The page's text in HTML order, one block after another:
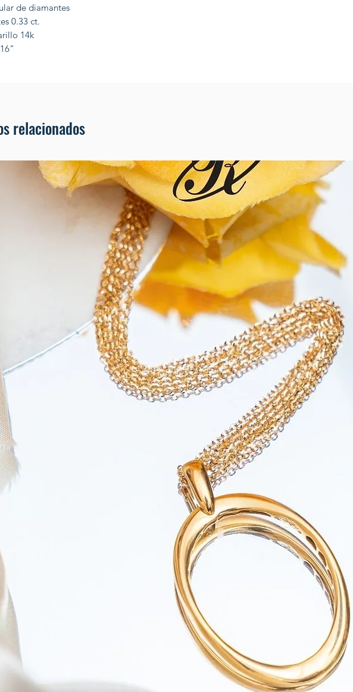
de diamantes
0.33 ct.
14k
relacionados